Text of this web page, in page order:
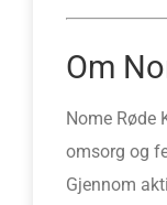
Om
Nome Røde
omsorg og
Gjennom